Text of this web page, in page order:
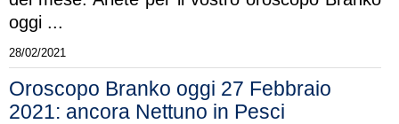
oggi ...
28/02/2021
Oroscopo Branko oggi 27 Febbraio
2021: ancora Nettuno in Pesci